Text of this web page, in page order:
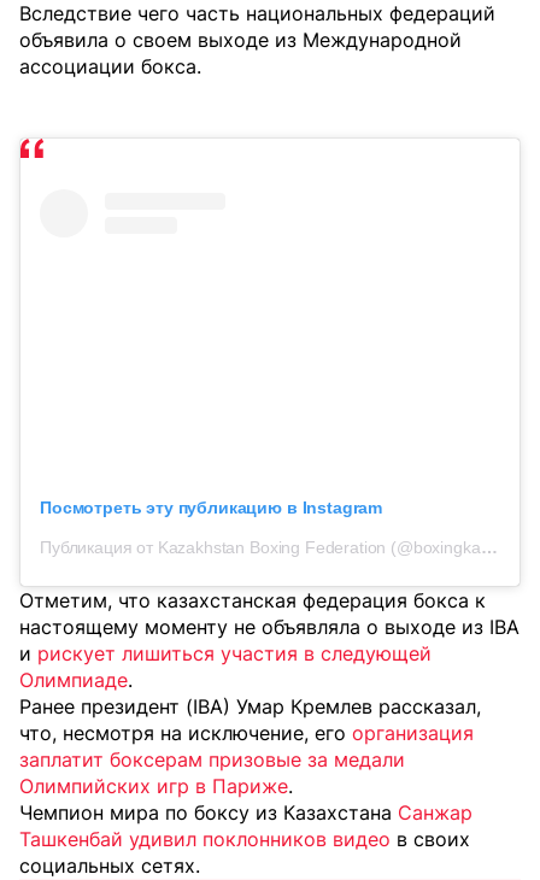
Вследствие чего часть национальных федераций
объявила о своем выходе из Международной
ассоциации бокса.
Посмотреть эту публикацию в Instagram
Публикация от Kazakhstan Boxing Federation (@boxingkazakhstan)
Отметим, что казахстанская федерация бокса к
настоящему моменту не объявляла о выходе из IBA
и рискует лишиться участия в следующей
Олимпиаде.
Ранее президент (IBA) Умар Кремлев рассказал,
что, несмотря на исключение, его организация
заплатит боксерам призовые за медали
Олимпийских игр в Париже.
Чемпион мира по боксу из Казахстана Санжар
Ташкенбай удивил поклонников видео в своих
социальных сетях.